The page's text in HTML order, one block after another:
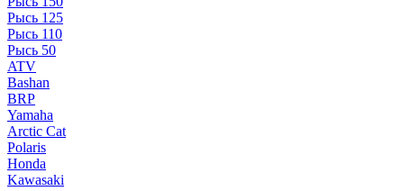
Рысь 125
Рысь 110
Рысь 50
ATV
Bashan
BRP
Yamaha
Arctic Cat
Polaris
Honda
Kawasaki